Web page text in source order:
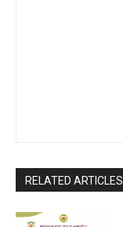
RELATED ARTICLES